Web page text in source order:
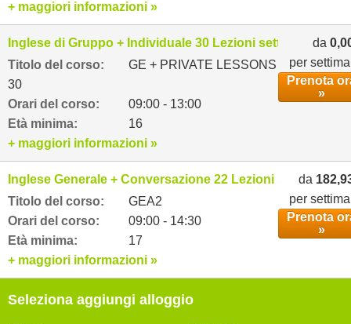
+ maggiori informazioni »
Inglese di Gruppo + Individuale 30 Lezioni settimanali
Titolo del corso:
GE + PRIVATE LESSONS
30
Orari del corso:
09:00 - 13:00
Età minima:
16
da
per
Prenota
»
+ maggiori informazioni »
Inglese Generale + Conversazione 22 Lezioni settimanali
Titolo del corso:
GEA2
Orari del corso:
09:00 - 14:30
Età minima:
17
da
per
Prenota
»
+ maggiori informazioni »
Seleziona aggiungi alloggio